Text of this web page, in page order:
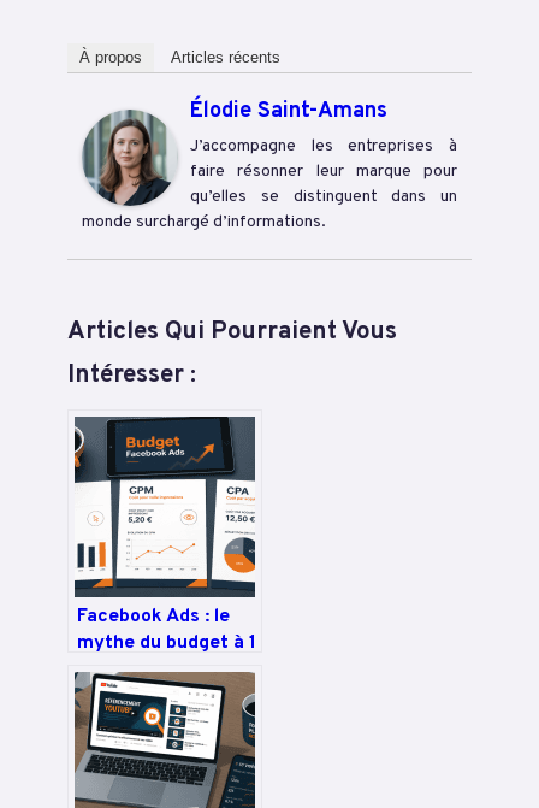
À propos Articles récents
Élodie Saint-Amans
J’accompagne les entreprises à
faire résonner leur marque pour
qu’elles se distinguent dans un
monde surchargé d’informations.
Articles Qui Pourraient Vous
Intéresser :
Facebook Ads : le
mythe du budget à 1
€ face à la réalité
du coût par
performance